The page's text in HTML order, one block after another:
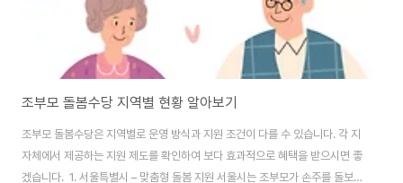
조부모 돌봄수당 지역별 현황 알아보기
조부모 돌봄수당은 지역별로 운영 방식과 지원 조건이 다를 수 있습니다. 각 지
자체에서 제공하는 지원 제도를 확인하여 보다 효과적으로 혜택을 받으시면 좋
겠습니다. 1. 서울특별시 – 맞춤형 돌봄 지원 서울시는 조부모가 손주를 돌보는